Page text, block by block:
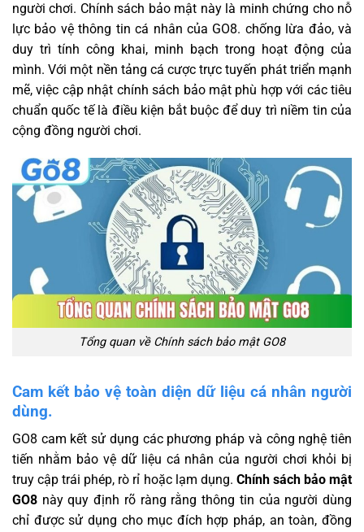
người chơi. Chính sách bảo mật này là minh chứng cho nỗ
lực bảo vệ thông tin cá nhân của GO8. chống lừa đảo, và
duy trì tính công khai, minh bạch trong hoạt động của
mình. Với một nền tảng cá cược trực tuyến phát triển mạnh
mẽ, việc cập nhật chính sách bảo mật phù hợp với các tiêu
chuẩn quốc tế là điều kiện bắt buộc để duy trì niềm tin của
cộng đồng người chơi.
Tổng quan về Chính sách bảo mật GO8
Cam kết bảo vệ toàn diện dữ liệu cá nhân người
dùng.
GO8 cam kết sử dụng các phương pháp và công nghệ tiên
tiến nhằm bảo vệ dữ liệu cá nhân của người chơi khỏi bị
truy cập trái phép, rò rỉ hoặc lạm dụng. Chính sách bảo mật
GO8 này quy định rõ ràng rằng thông tin của người dùng
chỉ được sử dụng cho mục đích hợp pháp, an toàn, đồng